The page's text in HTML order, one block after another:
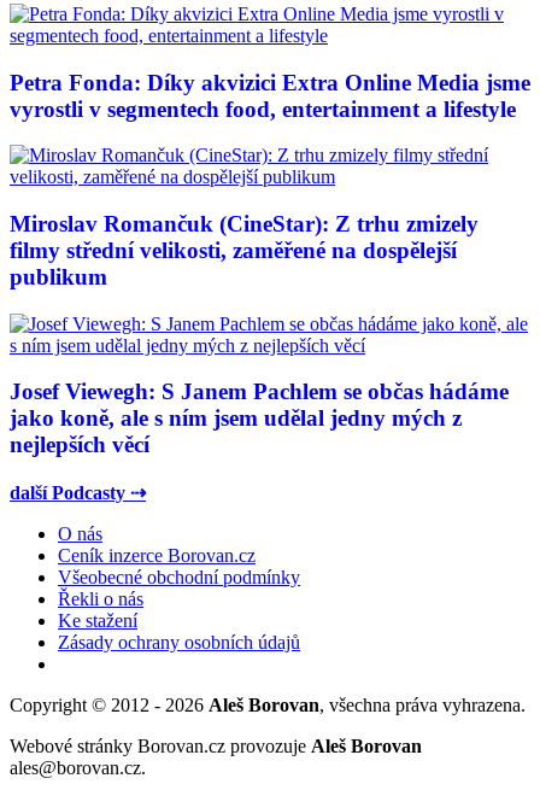
Petra Fonda: Díky akvizici Extra Online Media jsme
vyrostli v segmentech food, entertainment a lifestyle
Miroslav Romančuk (CineStar): Z trhu zmizely
filmy střední velikosti, zaměřené na dospělejší
publikum
Josef Viewegh: S Janem Pachlem se občas hádáme
jako koně, ale s ním jsem udělal jedny mých z
nejlepších věcí
další Podcasty ⇢
O nás
Ceník inzerce Borovan.cz
Všeobecné obchodní podmínky
Řekli o nás
Ke stažení
Zásady ochrany osobních údajů
Copyright © 2012 - 2026 Aleš Borovan, všechna práva vyhrazena.
Webové stránky Borovan.cz provozuje Aleš Borovan
ales@borovan.cz.